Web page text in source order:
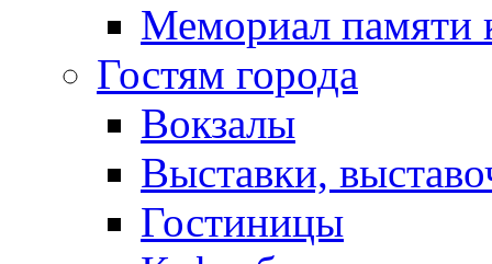
Мемориал памяти
Гостям города
Вокзалы
Выставки,
Гостиницы